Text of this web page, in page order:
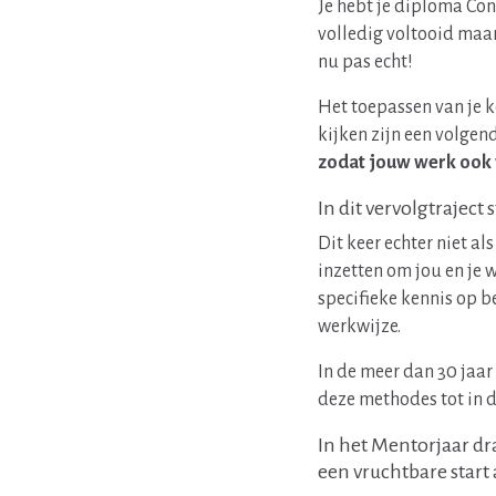
Je hebt je diploma
volledig voltooid
nu pas echt!
Het toepassen van je
kijken zijn een
zodat jouw werk ook
In dit vervolgtraject
Dit keer echter niet
inzetten om jou en je
specifieke kennis op
werkwijze.
In de meer dan 30
deze methodes tot in
In het Mentorjaar
een vruchtbare start